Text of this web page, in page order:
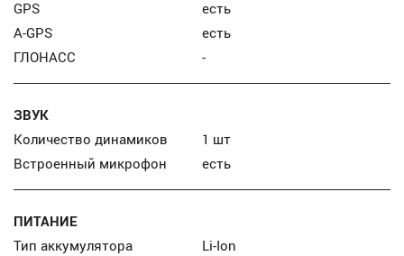
GPS
есть
A-GPS
есть
ГЛОНАСС
-
ЗВУК
Количество динамиков
1 шт
Встроенный микрофон
есть
ПИТАНИЕ
Тип аккумулятора
Li-Ion